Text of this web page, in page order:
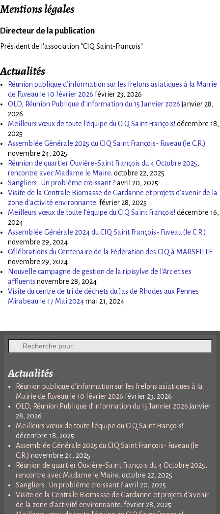
Mentions légales
Directeur de la publication
Président de l'association "CIQ Saint-François"
Actualités
Réunion publique d’information sur les frelons asiatiques à la Mairie
de Fuveau le 10 février 2026 février 23, 2026
OLD, Réunion Publique d’information du 15 Janvier 2026 janvier 28,
2026
Meilleurs vœux de toute l’équipe du CIQ Saint François! décembre 18,
2025
Assemblée Générale 2025 du CIQ Saint François- Fuveau (le C.R.)
novembre 24, 2025
Réunion de quartier Ouvière-Saint François du 4 Octobre 2025,
rencontre avec Madame le Maire. octobre 22, 2025
Sangliers : Un problème croissant ?avril 20, 2025
Visite de la Centrale Biomasse de Gardanne et projets d’avenir de la
zone d’activité environnante. février 28, 2025
Meilleurs vœux de toute l’équipe du CIQ Saint François! décembre 16,
2024
Assemblée Générale 2024 du CIQ Saint François- Fuveau (le C.R.)
novembre 29, 2024
Célébrations du Centenaire de la Fédération des CIQ à MARSEILLE
novembre 29, 2024
Nouvelle campagne de gestion de la ripisylve de l’Arc et ses
affluents novembre 28, 2024
Visite du centre de tri de déchets du Jas de Rhodes aux Pennes
Mirabeau le 17 Mai 2024mai 21, 2024
Actualités
Réunion publique d’information sur les frelons asiatiques à la
Mairie de Fuveau le 10 février 2026 février 23, 2026
OLD, Réunion Publique d’information du 15 Janvier 2026 janvier
28, 2026
Meilleurs vœux de toute l’équipe du CIQ Saint François!
décembre 18, 2025
Assemblée Générale 2025 du CIQ Saint François- Fuveau (le
C.R.) novembre 24, 2025
Réunion de quartier Ouvière-Saint François du 4 Octobre 2025,
rencontre avec Madame le Maire. octobre 22, 2025
Sangliers : Un problème croissant ? avril 20, 2025
Visite de la Centrale Biomasse de Gardanne et projets d’avenir
de la zone d’activité environnante. février 28, 2025